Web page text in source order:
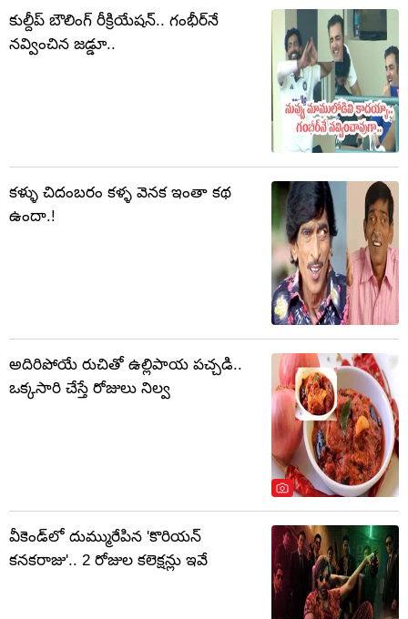
కుల్దీప్ బౌలింగ్ రీక్రియేషన్.. గంభీర్‌నే
నవ్వించిన జడ్డూ..
కళ్ళు చిదంబరం కళ్ళ వెనక ఇంతా కథ
ఉందా.!
అదిరిపోయే రుచితో ఉల్లిపాయ పచ్చడి..
ఒక్కసారి చేస్తే రోజులు నిల్వ
వీకెండ్‌లో దుమ్మురేపిన 'కొరియన్
కనకరాజు'.. 2 రోజుల కలెక్షన్లు ఇవే